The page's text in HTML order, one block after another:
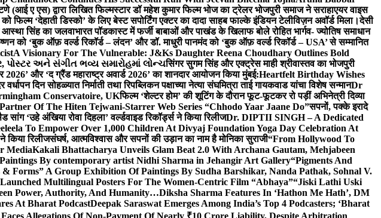
(आई ए एस) द्वारा लिखित फिल्मस्टार डॉ महेश कुमार फिल्म भोज का ट्रेलर भोजपुरी समाज ने सराहाएयर वाइस
फिल्म ‘देहाती डिस्को’ के लिए बेस्ट सपोर्टिंग एक्टर का दादा साहब फाल्के इंडियन टेलीविज़न अवॉर्ड मिला।देसी
आस्था सिंह का जलवाभारत पॉडकास्ट में फर्जी बाबाओं और पाखंड के खिलाफ बोले रोहित भार्गव- ज्योतिष समाधान
को ‘बुक ऑफ़ वर्ल्ड रिकॉर्ड – लंदन’ और डॉ. माधुरी पानमंद को ‘बुक ऑफ़ वर्ल्ड रिकॉर्ड – USA’ से सम्मानित
A Visionary For The Vulnerable: J&Ks Daughter Reena Choudhary Outlines Bold
પોસ્ટર અને સંગીત ભવ્ય સમારોહમાં લોન્ચसिंगर सुगम सिंह और एक्ट्रेस माही श्रीवास्तव का भोजपुरी
2026’ और ‘द ग्रैंड महाराष्ट्र अवार्ड 2026’ का शानदार आयोजन किया मुंबई:Heartfelt Birthday Wishes
वर्धापन दिन सोहळ्यात निर्माती तथा रिपब्लिकन पक्षाच्या नेत्या संघमित्रा ताई गायकवाड यांचा विशेष सन्मानDr
Conservatoire, UKफिल्म ‘शेल्टर होम’ की शूटिंग के दौरान फूट-फूटकर रो पड़ीं अभिनेत्री दिव्या
Of The Hiten Tejwani-Starrer Web Series “Chhodo Yaar Jaane Do”सपनों, पक्के इरादे
‘उहे अंखिया रोवा दिहला’ वर्ल्डवाइड रिकॉर्ड्स ने किया रिलीजDr. DIPTII SINGH – A Dedicated
To Empower Over 1,000 Children At Divyaj Foundation Yoga Day Celebration At
किया रिलीजसंघर्ष, आत्मविश्वास और सपनों की उड़ान का नाम है मोनिका सुराजी“From Hollywood To
MediaKakali Bhattacharya Unveils Glam Beat 2.0 With Archana Gautam, Mehjabeen
By contemporary artist Nidhi Sharma in Jehangir Art Gallery“Pigments And
& Forms” A Group Exhibition Of Paintings By Sudha Barshikar, Nanda Pathak, Sohnal V.
Multilingual Posters For The Women-Centric Film “Abhaya”“Jiski Lathi Uski
Power, Authority, And Humanity…Diksha Sharma Features In ‘Hathon Me Hath’, DM
At Bharat PodcastDeepak Saraswat Emerges Among India’s Top 4 Podcasters; ‘Bharat